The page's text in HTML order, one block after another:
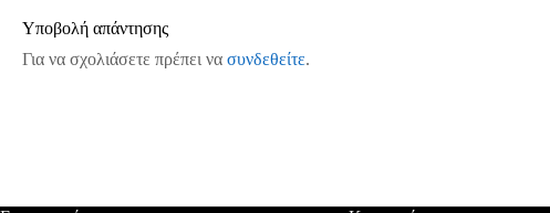
Υποβολή απάντησης
Για να σχολιάσετε πρέπει να συνδεθείτε.